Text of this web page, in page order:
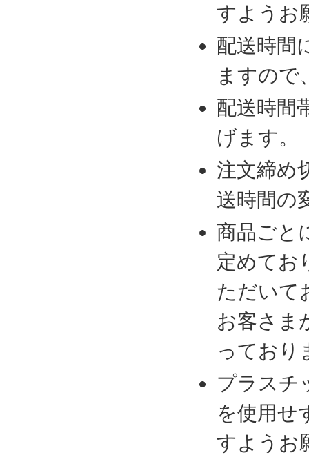
すようお
配送時間
ますので
配送時間
げます。
注文締め
送時間の
商品ごと
定めてお
ただいて
お客さま
っており
プラスチ
を使用せ
すようお